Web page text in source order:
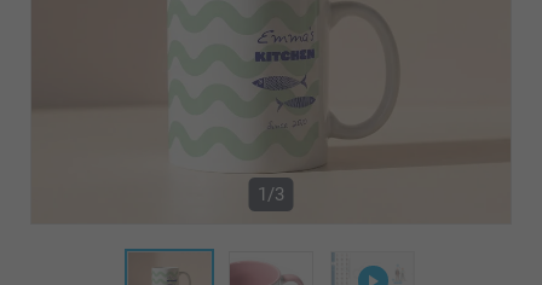
1/3